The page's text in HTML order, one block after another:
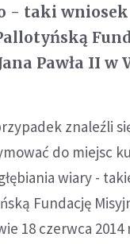
- taki
Pawła II w
znaleźli
do miejsc
wiary -
Fundację
18 czerwca 2014